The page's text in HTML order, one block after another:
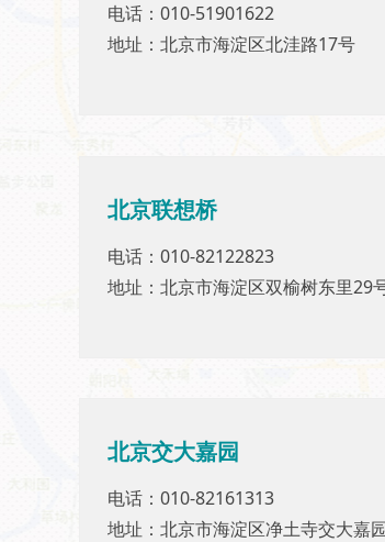
电话：010-51901622
地址：北京市海淀区北洼路17号
电话：010-51901622
地址：北京市海淀区北洼路17号
北京联想桥
电话：010-82122823
地址：北京市海淀区双榆树东里29
北京联想桥
电话：010-82122823
地址：北京市海淀区双榆树东里29
北京交大嘉园
电话：010-82161313
地址：北京市海淀区净土寺交大嘉
北京交大嘉园
电话：010-82161313
地址：北京市海淀区净土寺交大嘉